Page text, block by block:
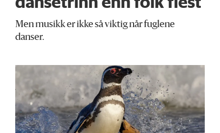
Men musikk er ikke så viktig når fuglene
danser.